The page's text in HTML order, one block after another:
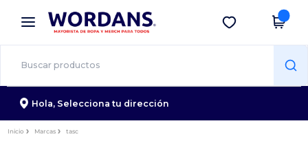
× App de Wordans
¡Mejores precios en app!
Descargar app
Hola, Selecciona tu dirección
Inicio Marcas tasc